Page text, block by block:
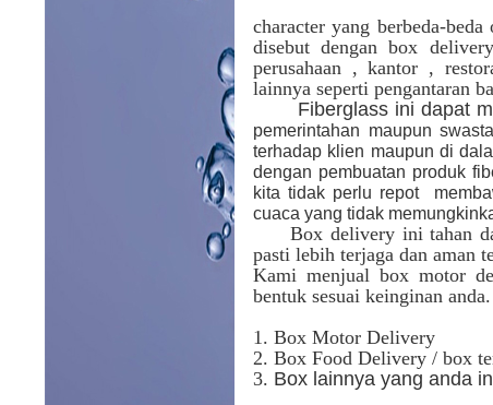
character yang berbeda-
disebut dengan box
perusahaan , kantor ,
lainnya seperti pengantaran
Fiberglass ini dapat
pemerintahan maupun
terhadap klien maupun di
dengan pembuatan produk
kita tidak perlu repot
cuaca yang tidak
Box delivery ini tahan
pasti lebih terjaga dan aman
Kami menjual box motor
bentuk sesuai keinginan anda.
1. Box Motor Delivery
2. Box Food Delivery / box
3. Box lainnya yang anda